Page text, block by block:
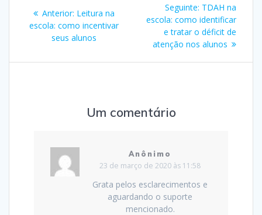
de
Anterior: Post
anterior:
Leitura na
escola: como incentivar
seus alunos
Seguinte: Post
seguinte:
TDAH na
escola: como identificar
e tratar o déficit de
atenção nos alunos
Um comentário
Anônimo
23 de março de 2020 às 11:58
Grata pelos esclarecimentos e
aguardando o suporte
mencionado.